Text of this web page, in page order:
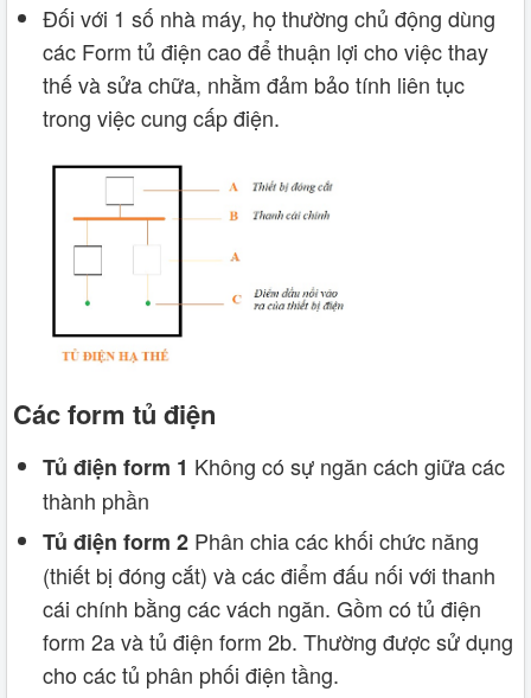
Đối với 1 số nhà máy, họ thường chủ động dùng
các Form tủ điện cao để thuận lợi cho việc thay
thế và sửa chữa, nhằm đảm bảo tính liên tục
trong việc cung cấp điện.
Các form tủ điện
Tủ điện form 1 Không có sự ngăn cách giữa các
thành phần
Tủ điện form 2 Phân chia các khối chức năng
(thiết bị đóng cắt) và các điểm đấu nối với thanh
cái chính bằng các vách ngăn. Gồm có tủ điện
form 2a và tủ điện form 2b. Thường được sử dụng
cho các tủ phân phối điện tầng.